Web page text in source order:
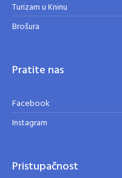
Turizam u Kninu
Brošura
Pratite nas
Facebook
Instagram
Pristupačnost